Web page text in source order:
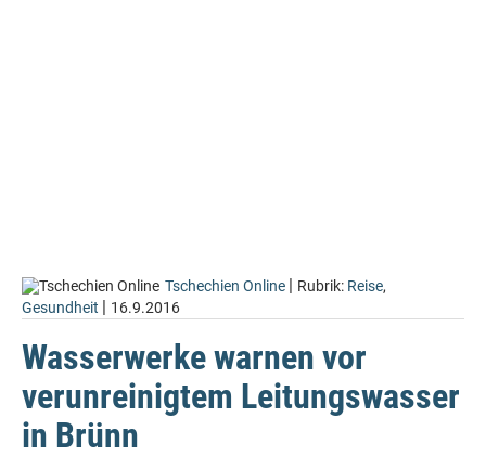
Tschechien Online | Rubrik: Reise,
Gesundheit | 16.9.2016
Wasserwerke warnen vor
verunreinigtem Leitungswasser
in Brünn